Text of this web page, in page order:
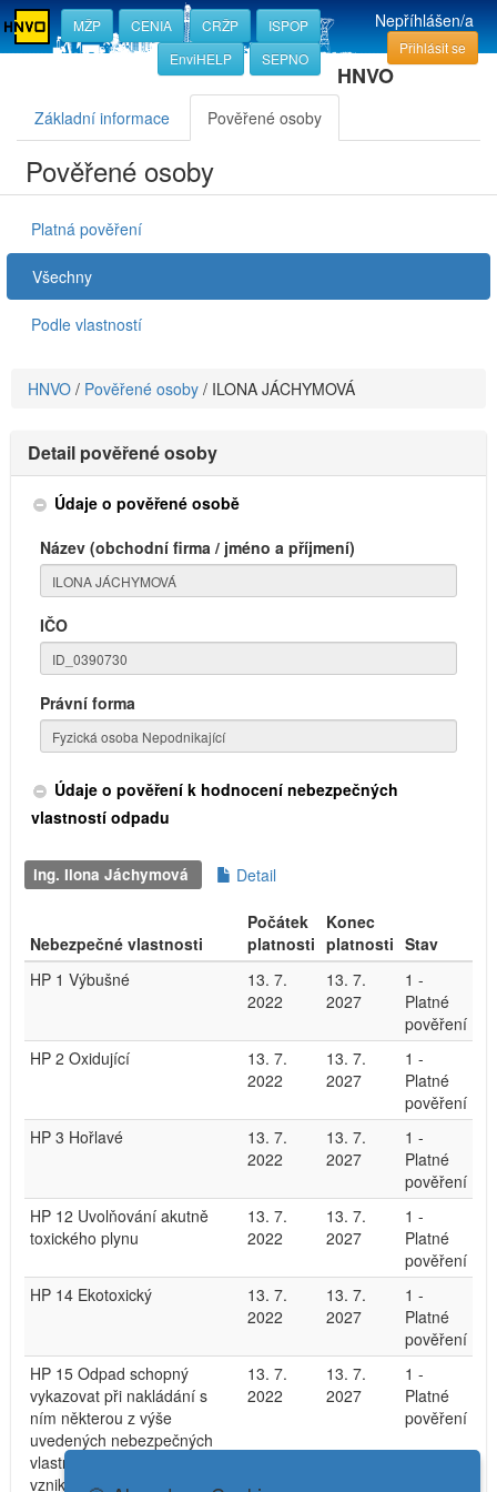
MŽP CENIA CRŽP
ISPOP
EnviHELP
SEPNO
Nepříhlášen/a
Přihlásit se
HNVO
Základní informace Pověřené osoby
Pověřené osoby
Platná pověření
Všechny
Podle vlastností
HNVO / Pověřené osoby / ILONA JÁCHYMOVÁ
Detail pověřené osoby
Údaje o pověřené osobě
Název (obchodní firma / jméno a příjmení)
IČO
Právní forma
Údaje o pověření k hodnocení nebezpečných
vlastností odpadu
ing. Ilona Jáchymová Detail
Nebezpečné vlastnosti
Počátek
platnosti
Konec
platnosti Stav
HP 1 Výbušné
13. 7.
2022
13. 7.
2027
1 -
Platné
pověření
HP 2 Oxidující
13. 7.
2022
13. 7.
2027
1 -
Platné
pověření
HP 3 Hořlavé
13. 7.
2022
13. 7.
2027
1 -
Platné
pověření
HP 12 Uvolňování akutně
toxického plynu
13. 7.
2022
13. 7.
2027
1 -
Platné
pověření
HP 14 Ekotoxický
13. 7.
2022
13. 7.
2027
1 -
Platné
pověření
HP 15 Odpad schopný
vykazovat při nakládání s
ním některou z výše
uvedených nebezpečných
vlastností, kterou v době
vzniku neměl
13. 7.
2022
13. 7.
2027
1 -
Platné
pověření